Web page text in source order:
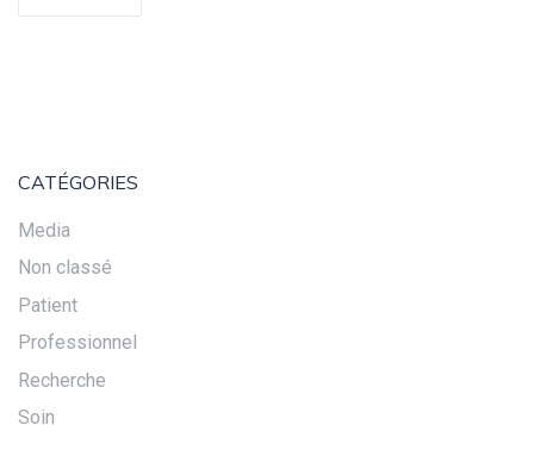
CATÉGORIES
Media
Non classé
Patient
Professionnel
Recherche
Soin